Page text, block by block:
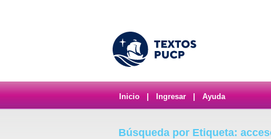
Inicio Ingresar Ayuda
Búsqueda por Etiqueta: